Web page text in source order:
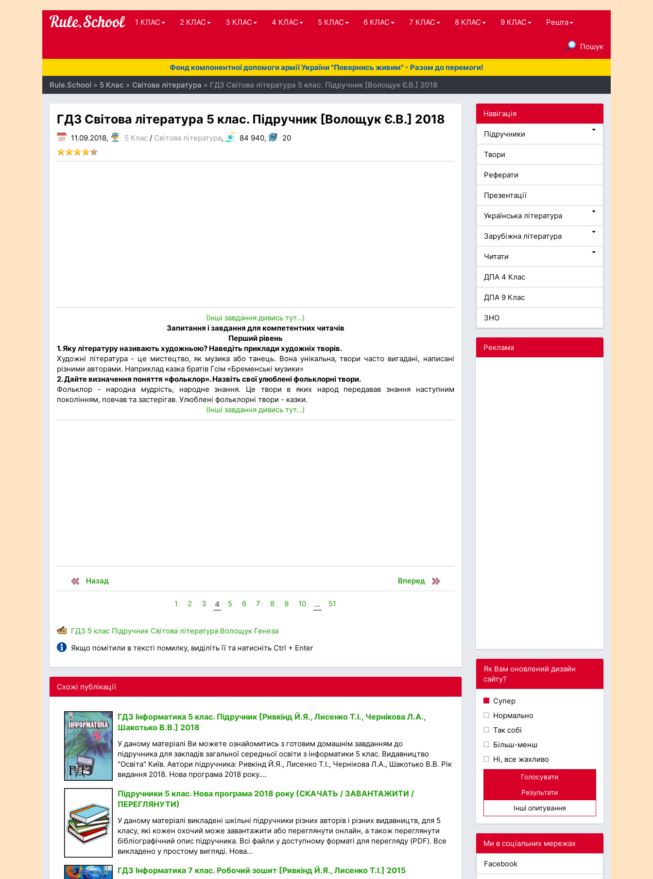
1 КЛАС 2 КЛАС 3 КЛАС 4 КЛАС 5 КЛАС 6 КЛАС 7 КЛАС 8 КЛАС 9 КЛАС Решта
Пошук
Фонд компонентної допомоги армії України "Повернись живим" - Разом до перемоги!
Rule.School » 5 Клас » Світова література » ГДЗ Світова література 5 клас. Підручник [Волощук Є.В.] 2018
ГДЗ Світова література 5 клас. Підручник [Волощук Є.В.] 2018
11.09.2018, 5 Клас / Світова література, 84 940, 20
(Інші завдання дивись тут...)
Запитання і завдання для компетентних читачів
Перший рівень
1. Яку літературу називають художньою? Наведіть приклади художніх творів.
Художні література - це мистецтво, як музика або танець. Вона унікальна, твори часто вигадані, написані
різними авторами. Наприклад казка братів Гсім «Бременські музики»
2. Дайте визначення поняття «фольклор». Назвіть свої улюблені фольклорні твори.
Фольклор - народна мудрість, народне знання. Це твори в яких народ передавав знання наступним
поколінням, повчав та застерігав. Улюблені фольклорні твори - казки.
(Інші завдання дивись тут...)
Назад Вперед
1 2 3 4 5 6 7 8 9 10 ... 51
ГДЗ 5 клас Підручник Світова література Волощук Генеза
Якщо помітили в тексті помилку, виділіть її та натисніть Ctrl + Enter
Схожі публікації
ГДЗ Інформатика 5 клас. Підручник [Ривкінд Й.Я., Лисенко Т.І., Чернікова Л.А.,
Шакотько В.В.] 2018
У даному матеріалі Ви можете ознайомитись з готовим домашнім завданням до
підручника для закладів загальної середньої освіти з інформатики 5 клас. Видавництво
"Освіта" Київ. Автори підручника: Ривкінд Й.Я., Лисенко Т.І., Чернікова Л.А., Шакотько В.В. Рік
видання 2018. Нова програма 2018 року....
Підручники 5 клас. Нова програма 2018 року (СКАЧАТЬ / ЗАВАНТАЖИТИ /
ПЕРЕГЛЯНУТИ)
У даному матеріалі викладені шкільні підручники різних авторів і різних видавництв, для 5
класу, які кожен охочий може завантажити або переглянути онлайн, а також переглянути
бібліографічний опис підручника. Всі файли у доступному форматі для перегляду (PDF). Все
викладено у простому вигляді. Нова...
ГДЗ Інформатика 7 клас. Робочий зошит [Ривкінд Й.Я., Лисенко Т.І.] 2015
Навігація
Підручники
Твори
Реферати
Презентації
Українська література
Зарубіжна література
Читати
ДПА 4 Клас
ДПА 9 Клас
ЗНО
Реклама
Як Вам оновлений дизайн
сайту?
Супер
Нормально
Так собі
Більш-менш
Ні, все жахливо
Голосувати
Результати
Інші опитування
Ми в соціальних мережах
Facebook